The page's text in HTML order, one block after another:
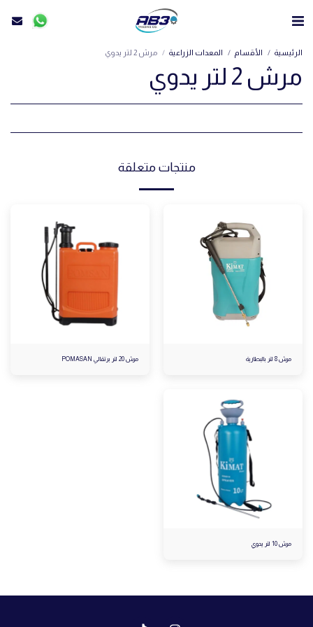
الرئيسية الأقسام المعدات الزراعية مرش 2 لتر يدوي
مرش 2 لتر يدوي
منتجات متعلقة
مرش 8 لتر بالبطارية مرش 20 لتر برتقالي POMASAN
مرش 10 لتر يدوي